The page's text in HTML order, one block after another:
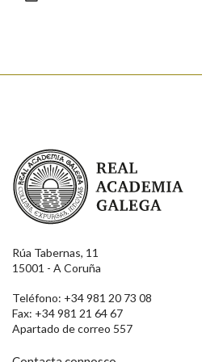
Real Academia Galega
Rúa Tabernas, 11
15001 - A Coruña
Teléfono: +34 981 20 73 08
Fax: +34 981 21 64 67
Apartado de correo 557